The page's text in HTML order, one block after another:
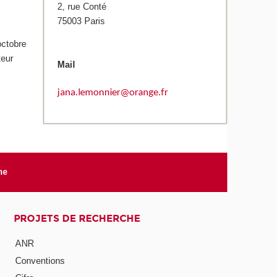
2, rue Conté
75003 Paris
Mail
jana.lemonnier@orange.fr
PROJETS DE RECHERCHE
ANR
Conventions